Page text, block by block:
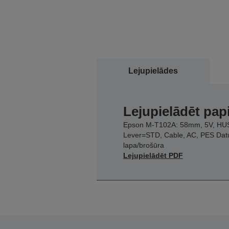
Lejupielādes
Lejupielādēt
Epson M-T102A: 58mm, 5V,
Lever=STD, Cable, AC, PES
lapa/brošūra
Lejupielādēt PDF